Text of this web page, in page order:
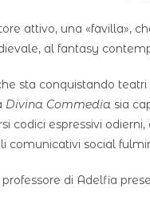
attivo, una «favilla»,
al fantasy
sta conquistando
Divina Commedia sia
codici espressivi
comunicativi social
professore di Adelfia